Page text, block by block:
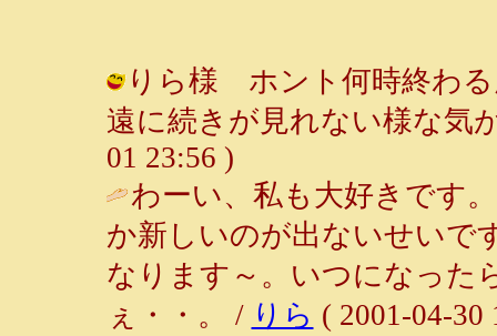
りら様 ホント何時終わる
遠に続きが見れない様な気
01 23:56 )
わーい、私も大好きです
か新しいのが出ないせいで
なります～。いつになった
ぇ・・。 / りら ( 2001-04-30